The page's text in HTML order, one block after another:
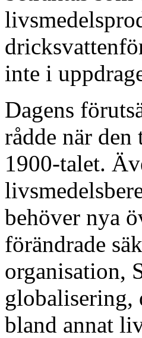
inte i
Dagens
rådde när den
1900-talet.
behöver nya
förändrade
organisation,
globalisering,
bland annat